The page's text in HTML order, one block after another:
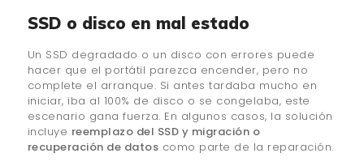
SSD o disco en mal estado
Un SSD degradado o un disco con errores puede
hacer que el portátil parezca encender, pero no
complete el arranque. Si antes tardaba mucho en
iniciar, iba al 100% de disco o se congelaba, este
escenario gana fuerza. En algunos casos, la solución
incluye reemplazo del SSD y migración o
recuperación de datos como parte de la reparación.